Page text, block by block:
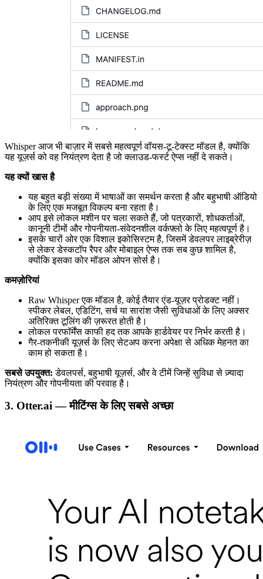
Whisper आज भी बाज़ार में सबसे महत्वपूर्ण वॉयस-टू-टेक्स्ट मॉडल है, क्योंकि
यह यूज़र्स को वह नियंत्रण देता है जो क्लाउड-फर्स्ट ऐप्स नहीं दे सकते।
यह क्यों खास है
यह बहुत बड़ी संख्या में भाषाओं का समर्थन करता है और बहुभाषी ऑडियो
के लिए एक मजबूत विकल्प बना रहता है।
आप इसे लोकल मशीन पर चला सकते हैं, जो पत्रकारों, शोधकर्ताओं,
कानूनी टीमों और गोपनीयता-संवेदनशील वर्कफ़्लो के लिए महत्वपूर्ण है।
इसके चारों ओर एक विशाल इकोसिस्टम है, जिसमें डेवलपर लाइब्रेरीज़
से लेकर डेस्कटॉप रैपर और मोबाइल ऐप्स तक सब कुछ शामिल है,
क्योंकि इसका कोर मॉडल ओपन सोर्स है।
कमज़ोरियां
Raw Whisper एक मॉडल है, कोई तैयार एंड-यूज़र प्रोडक्ट नहीं।
स्पीकर लेबल, एडिटिंग, सर्च या सारांश जैसी सुविधाओं के लिए अक्सर
अतिरिक्त टूलिंग की ज़रूरत होती है।
लोकल परफॉर्मेंस काफी हद तक आपके हार्डवेयर पर निर्भर करती है।
गैर-तकनीकी यूज़र्स के लिए सेटअप करना अपेक्षा से अधिक मेहनत का
काम हो सकता है।
सबसे उपयुक्त: डेवलपर्स, बहुभाषी यूज़र्स, और वे टीमें जिन्हें सुविधा से ज़्यादा
नियंत्रण और गोपनीयता की परवाह है।
3. Otter.ai — मीटिंग्स के लिए सबसे अच्छा